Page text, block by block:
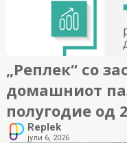
„Реплек“ со
домашниот
полугодие од
Replek
јули 6, 2026